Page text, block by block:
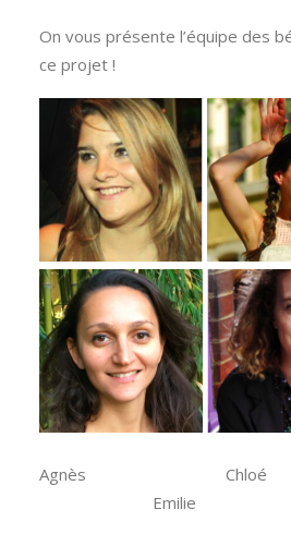
On vous présente l’équipe des
ce projet !
Agnès
Emilie